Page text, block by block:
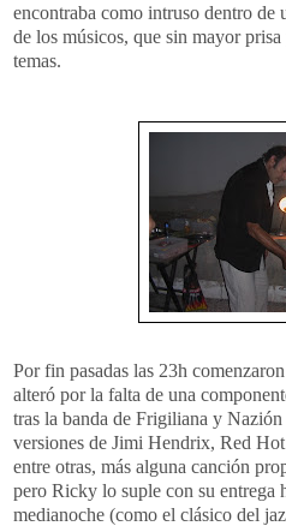
encontraba como intruso dentro de
de los músicos, que sin mayor
temas.
Por fin pasadas las 23h comenzaron
alteró por la falta de una
tras la banda de Frigiliana y
versiones de Jimi Hendrix, Red
entre otras, más alguna canción
pero Ricky lo suple con su entrega
medianoche (como el clásico del